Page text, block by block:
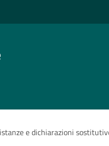
e dichiarazioni